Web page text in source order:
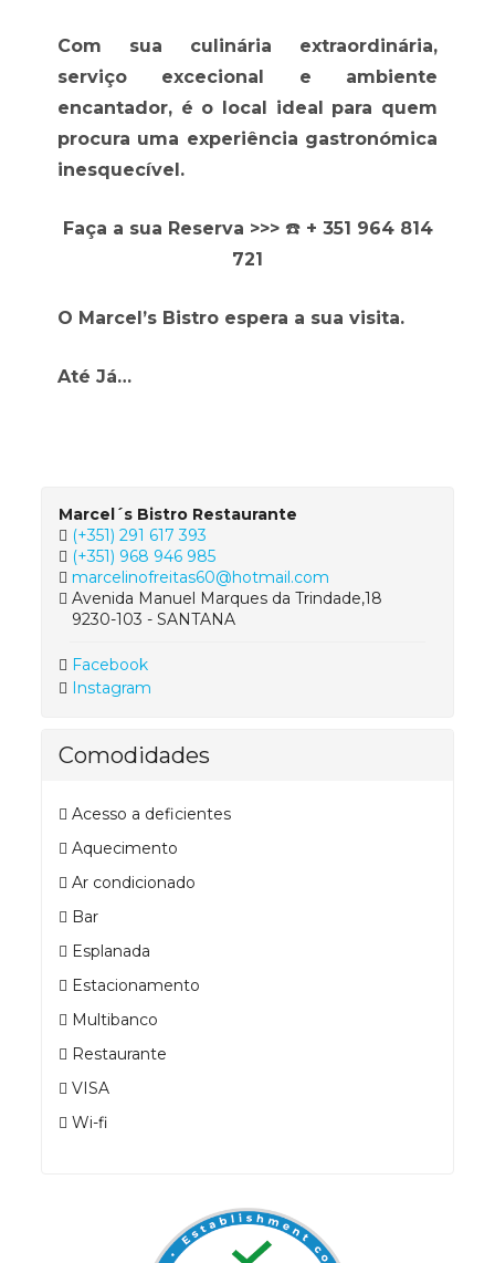
Com sua culinária extraordinária,
serviço excecional e ambiente
encantador, é o local ideal para quem
procura uma experiência gastronómica
inesquecível.
Faça a sua Reserva >>> ☎️+ 351 964 814
721
O Marcel’s Bistro espera a sua visita.
Até Já…
Marcel´s Bistro Restaurante
(+351) 291 617 393
(+351) 968 946 985
marcelinofreitas60@hotmail.com
Avenida Manuel Marques da Trindade,18
9230-103 - SANTANA
Facebook
Instagram
Comodidades
Acesso a deficientes
Aquecimento
Ar condicionado
Bar
Esplanada
Estacionamento
Multibanco
Restaurante
VISA
Wi-fi